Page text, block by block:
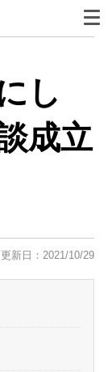
し
成立
更新日：2021/10/29